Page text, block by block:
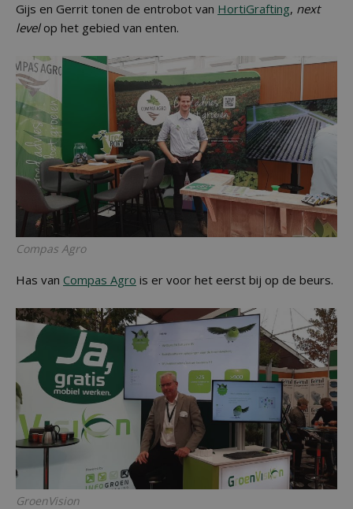
Gijs en Gerrit tonen de entrobot van HortiGrafting, next
levelop het gebied van enten.
Compas Agro
Has van Compas Agro is er voor het eerst bij op de beurs.
GroenVision